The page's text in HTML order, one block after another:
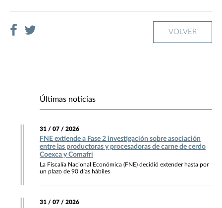
VOLVER
Últimas noticias
31 / 07 / 2026
FNE extiende a Fase 2 investigación sobre asociación
entre las productoras y procesadoras de carne de cerdo
Coexca y Comafri
La Fiscalía Nacional Económica (FNE) decidió extender hasta por
un plazo de 90 días hábiles
31 / 07 / 2026